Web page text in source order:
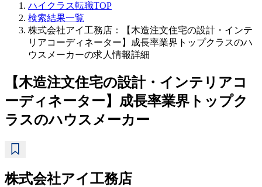
ハイクラス転職TOP
検索結果一覧
株式会社アイ工務店：【木造注文住宅の設計・インテ
リアコーディネーター】成長率業界トップクラスのハ
ウスメーカーの求人情報詳細
【木造注文住宅の設計・インテリアコ
ーディネーター】成長率業界トップク
ラスのハウスメーカー
株式会社アイ工務店